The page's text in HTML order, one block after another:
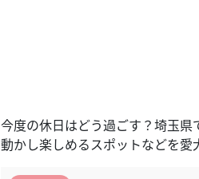
今度の休日はどう過ごす？埼玉
動かし楽しめるスポットなどを愛